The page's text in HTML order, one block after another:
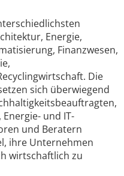
Energie,
Finanzwesen,
Die
sich überwiegend
und IT-
und Beratern
ihre Unternehmen
wirtschaftlich zu